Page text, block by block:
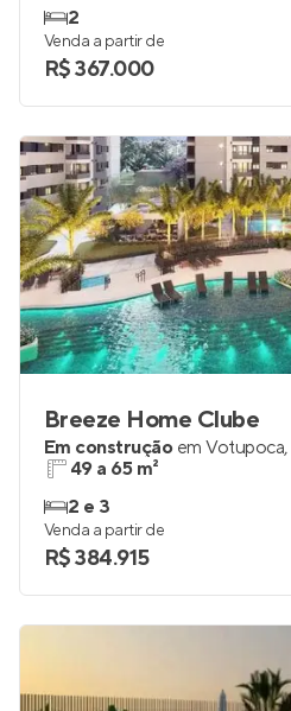
2
Venda a partir de
R$ 367.000
Breeze Home Clube
Em construção em Votupoca,
49 a 65 m²
2 e 3
Venda a partir de
R$ 384.915